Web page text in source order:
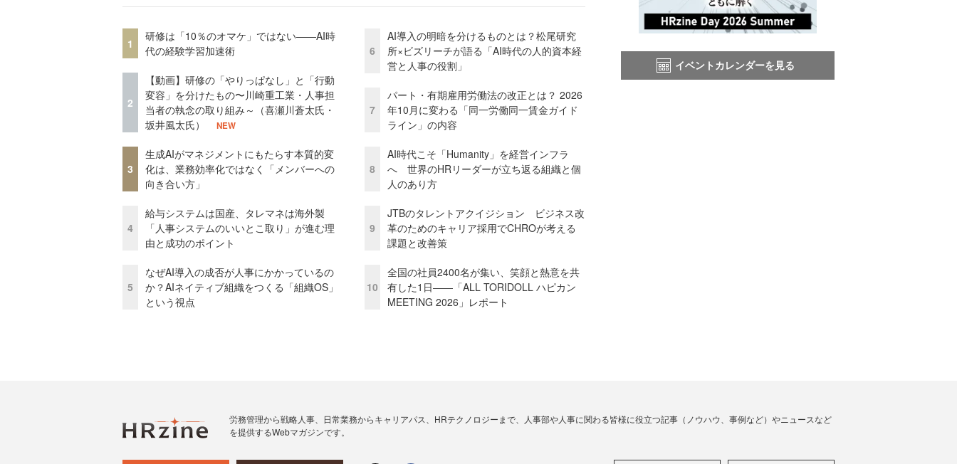
1
研修は「10％のオマケ」ではない——AI時
代の経験学習加速術
2
【動画】研修の「やりっぱなし」と「行動
変容」を分けたもの〜川崎重工業・人事担
当者の執念の取り組み～（喜瀬川蒼太氏・
坂井風太氏）
NEW
3
生成AIがマネジメントにもたらす本質的変
化は、業務効率化ではなく「メンバーへの
向き合い方」
4
給与システムは国産、タレマネは海外製
「人事システムのいいとこ取り」が進む理
由と成功のポイント
5
なぜAI導入の成否が人事にかかっているの
か？AIネイティブ組織をつくる「組織OS」
という視点
6
AI導入の明暗を分けるものとは？松尾研究
所×ビズリーチが語る「AI時代の人的資本経
営と人事の役割」
7
パート・有期雇用労働法の改正とは？ 2026
年10月に変わる「同一労働同一賃金ガイド
ライン」の内容
8
AI時代こそ「Humanity」を経営インフラ
へ 世界のHRリーダーが立ち返る組織と個
人のあり方
9
JTBのタレントアクイジション ビジネス改
革のためのキャリア採用でCHROが考える
課題と改善策
10
全国の社員2400名が集い、笑顔と熱意を共
有した1日――「ALL TORIDOLL ハピカン
MEETING 2026」レポート
イベントカレンダーを見る
労務管理から戦略人事、日常業務からキャリアパス、HRテクノロジーまで、人事部や人事に関わる皆様に役立つ記事（ノウハウ、事例など）やニュースなど
を提供するWebマガジンです。